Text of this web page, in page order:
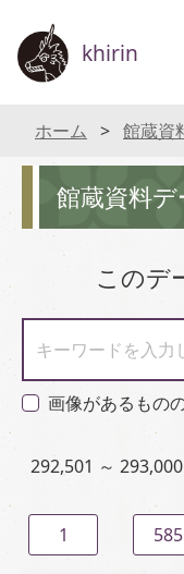
khirin
ホーム 館蔵資
館蔵資料
このデ
キーワードを入力
画像があるもの
292,501 ～
1 585